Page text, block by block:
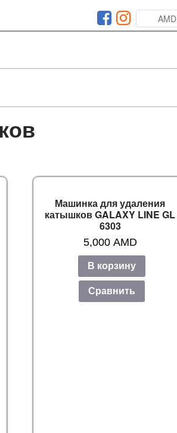
AMD
Машинка для удаления
катышков GALAXY LINE GL
6303
5,000 AMD
В корзину
Сравнить